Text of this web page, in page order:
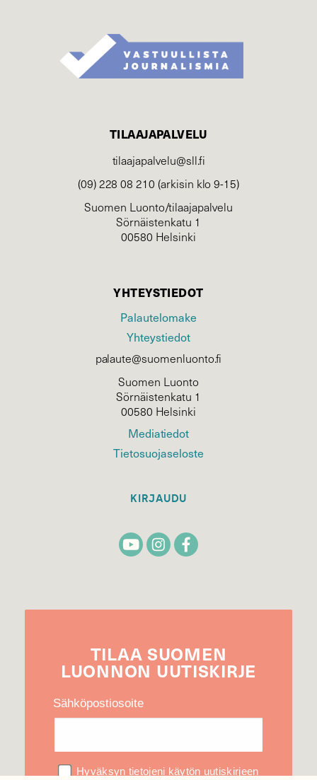
TILAAJAPALVELU
tilaajapalvelu@sll.fi
(09) 228 08 210 (arkisin klo 9-15)
Suomen Luonto/tilaajapalvelu
Sörnäistenkatu 1
00580 Helsinki
YHTEYSTIEDOT
Palautelomake
Yhteystiedot
palaute@suomenluonto.fi
Suomen Luonto
Sörnäistenkatu 1
00580 Helsinki
Mediatiedot
Tietosuojaseloste
KIRJAUDU
TILAA SUOMEN
LUONNON UUTIS­KIRJE
Sähköpostiosoite
Hyväksyn tietojeni käytön uutiskirjeen